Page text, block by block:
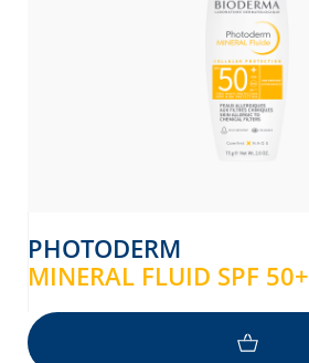
PHOTODERM
MINERAL FLUID SPF 50+